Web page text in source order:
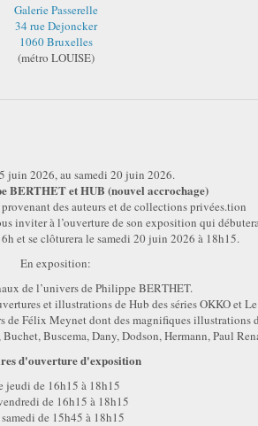
Galerie Passerelle
34 rue Dejoncker
1060 Bruxelles
(métro LOUISE)
juin 2026, au samedi 20 juin 2026.
BERTHET et HUB (nouvel accrochage)
des auteurs et de collections privées.tion
inviter à l’ouverture de son exposition qui
et se clôturera le samedi 20 juin 2026 à 18h15.
En exposition:
de l’univers de Philippe BERTHET.
et illustrations de Hub des séries OKKO et
de Félix Meynet dont des magnifiques illustrations
Buscema, Dany, Dodson, Hermann, Paul
d'ouverture d'exposition
jeudi de 16h15 à 18h15
de 16h15 à 18h15
de 15h45 à 18h15